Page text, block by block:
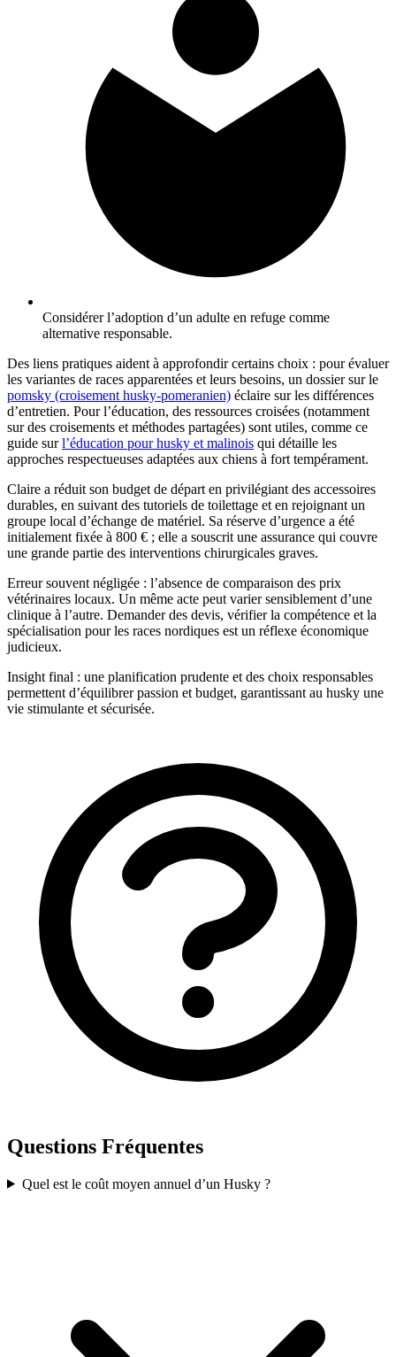
Considérer l’adoption d’un adulte en refuge comme
alternative responsable.
Des liens pratiques aident à approfondir certains choix : pour évaluer
les variantes de races apparentées et leurs besoins, un dossier sur le
pomsky (croisement husky-pomeranien) éclaire sur les différences
d’entretien. Pour l’éducation, des ressources croisées (notamment
sur des croisements et méthodes partagées) sont utiles, comme ce
guide surl’éducation pour husky et malinois qui détaille les
approches respectueuses adaptées aux chiens à fort tempérament.
Claire a réduit son budget de départ en privilégiant des accessoires
durables, en suivant des tutoriels de toilettage et en rejoignant un
groupe local d’échange de matériel. Sa réserve d’urgence a été
initialement fixée à 800 € ; elle a souscrit une assurance qui couvre
une grande partie des interventions chirurgicales graves.
Erreur souvent négligée : l’absence de comparaison des prix
vétérinaires locaux. Un même acte peut varier sensiblement d’une
clinique à l’autre. Demander des devis, vérifier la compétence et la
spécialisation pour les races nordiques est un réflexe économique
judicieux.
Insight final : une planification prudente et des choix responsables
permettent d’équilibrer passion et budget, garantissant au husky une
vie stimulante et sécurisée.
Questions Fréquentes
Quel est le coût moyen annuel d’un Husky ?